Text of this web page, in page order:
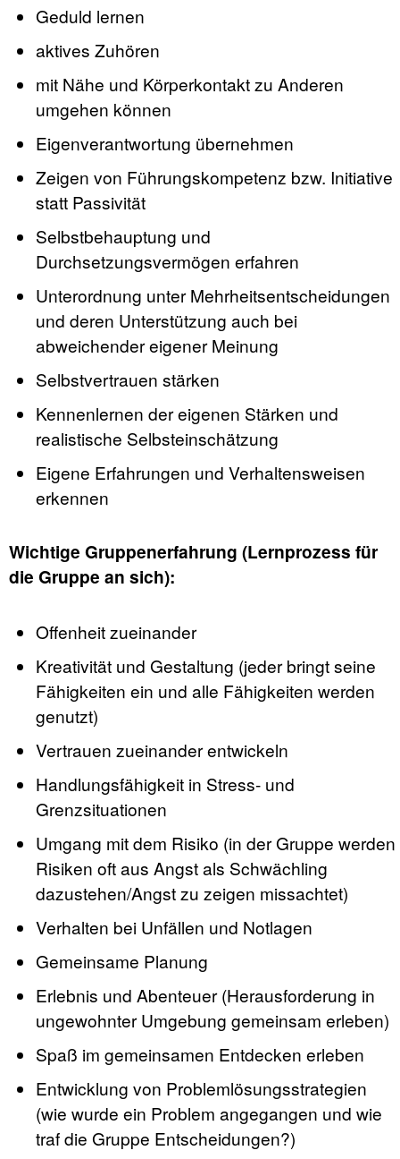
Geduld lernen
aktives Zuhören
mit Nähe und Körperkontakt zu Anderen
umgehen können
Eigenverantwortung übernehmen
Zeigen von Führungskompetenz bzw. Initiative
statt Passivität
Selbstbehauptung und
Durchsetzungsvermögen erfahren
Unterordnung unter Mehrheitsentscheidungen
und deren Unterstützung auch bei
abweichender eigener Meinung
Selbstvertrauen stärken
Kennenlernen der eigenen Stärken und
realistische Selbsteinschätzung
Eigene Erfahrungen und Verhaltensweisen
erkennen
Wichtige Gruppenerfahrung (Lernprozess für
die Gruppe an sich):
Offenheit zueinander
Kreativität und Gestaltung (jeder bringt seine
Fähigkeiten ein und alle Fähigkeiten werden
genutzt)
Vertrauen zueinander entwickeln
Handlungsfähigkeit in Stress- und
Grenzsituationen
Umgang mit dem Risiko (in der Gruppe werden
Risiken oft aus Angst als Schwächling
dazustehen/Angst zu zeigen missachtet)
Verhalten bei Unfällen und Notlagen
Gemeinsame Planung
Erlebnis und Abenteuer (Herausforderung in
ungewohnter Umgebung gemeinsam erleben)
Spaß im gemeinsamen Entdecken erleben
Entwicklung von Problemlösungsstrategien
(wie wurde ein Problem angegangen und wie
traf die Gruppe Entscheidungen?)